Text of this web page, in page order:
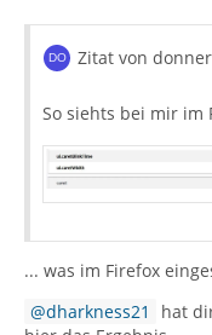
Zitat von
So siehts bei mir im
... was im Firefox
dharkness21
hat